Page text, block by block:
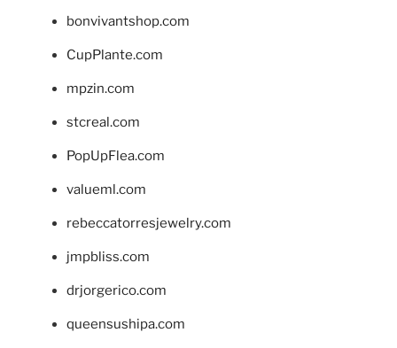
bonvivantshop.com
CupPlante.com
mpzin.com
stcreal.com
PopUpFlea.com
valueml.com
rebeccatorresjewelry.com
jmpbliss.com
drjorgerico.com
queensushipa.com